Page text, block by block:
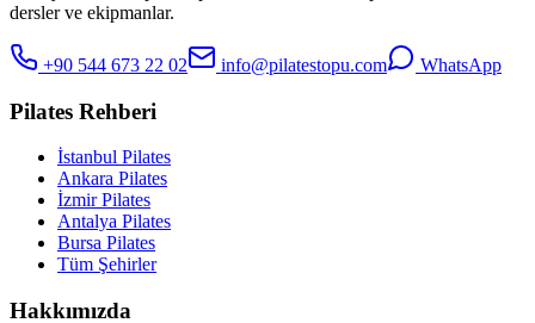
dersler ve ekipmanlar.
+90 544 673 22 02 info@pilatestopu.com WhatsApp
Pilates Rehberi
İstanbul Pilates
Ankara Pilates
İzmir Pilates
Antalya Pilates
Bursa Pilates
Tüm Şehirler
Hakkımızda